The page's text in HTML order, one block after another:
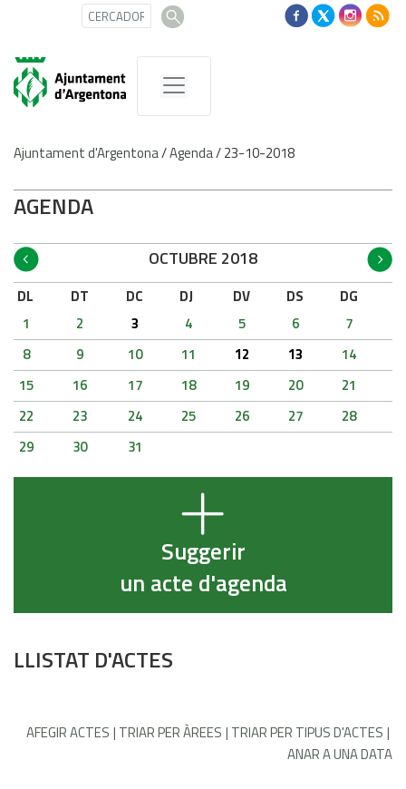
Ajuntament d'Argentona/Agenda/23-10-2018
AGENDA
OCTUBRE 2018
DL DT DC DJ DV DS
DG
1
2 3 4 5 6
7
8
9 10 11 12 13
14
15
16 17 18 19 20
21
22
23 24 25 26 27
28
29
30 31
Suggerir
un acte d'agenda
LLISTAT D'ACTES
AFEGIR ACTES TRIAR PER ÀREES TRIAR PER TIPUS D'ACTES
ANAR A UNA DATA